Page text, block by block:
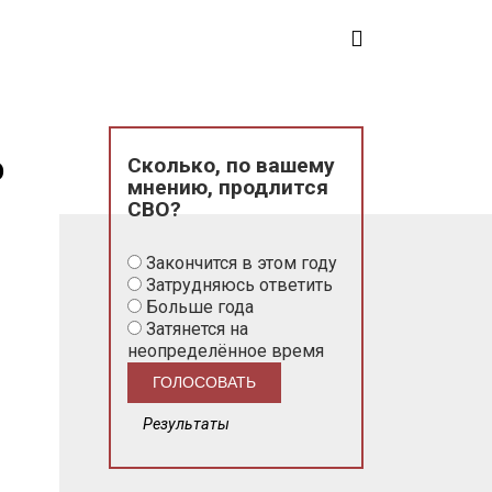
Сколько, по вашему
мнению, продлится
СВО?
Закончится в этом году
Затрудняюсь ответить
Больше года
Затянется на
неопределённое время
Результаты